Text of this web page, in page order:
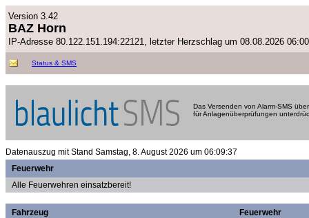
Version 3.42
BAZ Horn
IP-Adresse 80.122.151.194:22121, letzter Herzschlag um 08.08.2026
Status & SMS
Das Versenden von Alarm-SMS
für Anlagenüberprüfungen
Datenauszug mit Stand Samstag, 8. August 2026 um 06:09:37
Feuerwehr
Alle Feuerwehren einsatzbereit!
Fahrzeug
Feuerwehr